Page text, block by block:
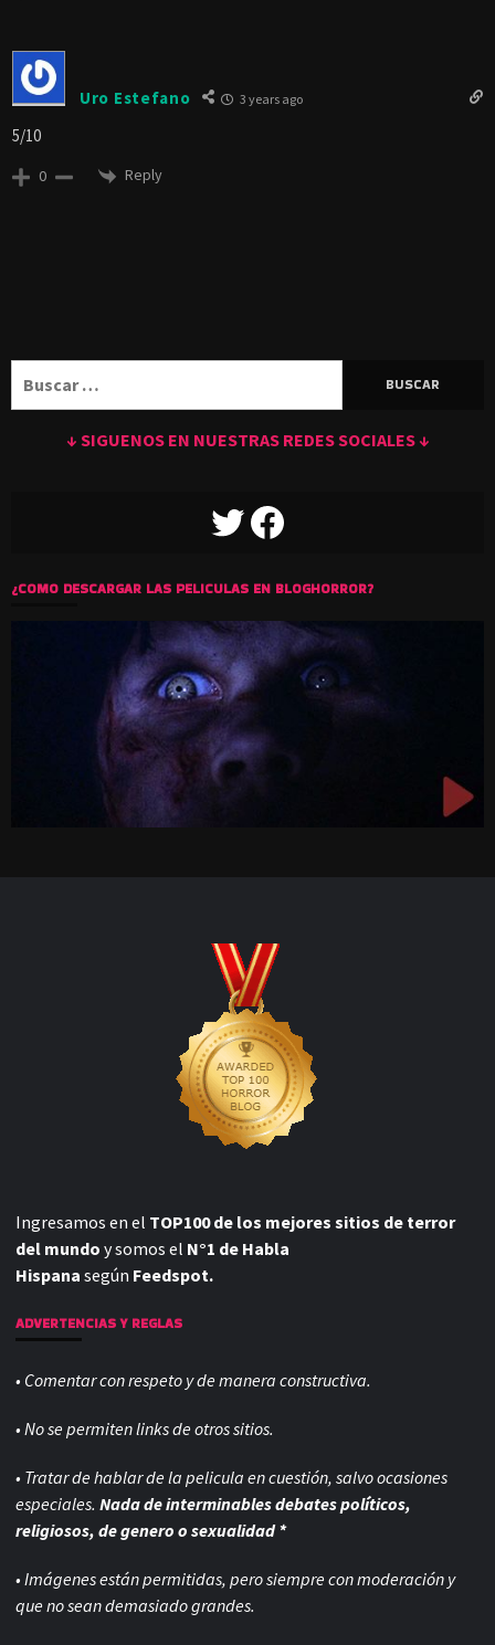
Uro Estefano 3 years ago
5/10
0 Reply
↓ SIGUENOS EN NUESTRAS REDES SOCIALES ↓
TWITTERFACEBOOK
¿COMO DESCARGAR LAS PELICULAS EN BLOGHORROR?
Ingresamos en el TOP100 de los mejores sitios de terror
del mundo y somos el N°1 de Habla
Hispana según Feedspot.
ADVERTENCIAS Y REGLAS
• Comentar con respeto y de manera constructiva.
• No se permiten links de otros sitios.
• Tratar de hablar de la pelicula en cuestión, salvo ocasiones
especiales. Nada de interminables debates políticos,
religiosos, de genero o sexualidad *
• Imágenes están permitidas, pero siempre conmoderación y
que no sean demasiado grandes.